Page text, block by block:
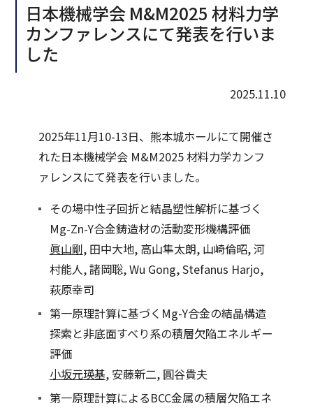
日本機械学会 M&M2025 材料力学
カンファレンスにて発表を行いま
した
2025.11.10
2025年11月10-13日、熊本城ホールにて開催さ
れた日本機械学会 M&M2025 材料力学カンフ
ァレンスにて発表を行いました。
その場中性子回折と結晶塑性解析に基づく
Mg-Zn-Y合金鋳造材の活動変形機構評価
眞山剛, 田中大地, 高山隼太朗, 山崎倫昭, 河
村能人, 諸岡聡, Wu Gong, Stefanus Harjo,
萩原幸司
第一原理計算に基づくMg-Y合金の結晶構造
探索と非底面すべり系の積層欠陥エネルギー
評価
小坂元瑛基, 安藤新二, 圓谷貴夫
第一原理計算によるBCC金属の積層欠陥エネ